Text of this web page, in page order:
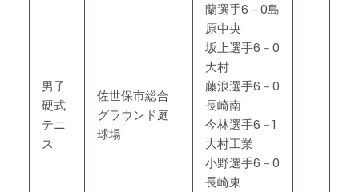
男子
硬式
テニ
ス
佐世保市総合
グラウンド庭
球場
蘭選手6－0島
原中央
坂上選手6－0
大村
藤浪選手6－0
長崎南
今林選手6－1
大村工業
小野選手6－0
長崎東